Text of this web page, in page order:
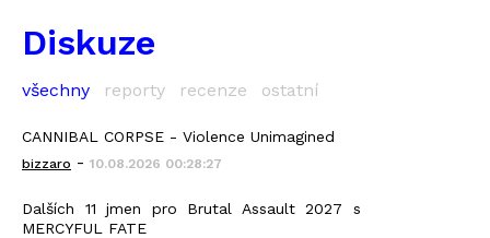
Diskuze
všechny reporty recenze ostatní
CANNIBAL CORPSE - Violence Unimagined
bizzaro - 10.08.2026 00:28:27
Dalších 11 jmen pro Brutal Assault 2027 s
MERCYFUL FATE